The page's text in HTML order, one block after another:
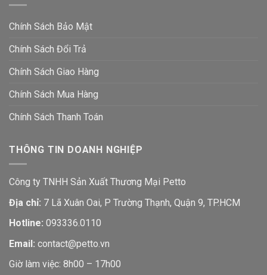
Chính Sách Bảo Mật
Chính Sách Đổi Trả
Chính Sách Giao Hàng
Chính Sách Mua Hàng
Chính Sách Thanh Toán
THÔNG TIN DOANH NGHIỆP
Công ty TNHH Sản Xuất Thương Mại Petto
Địa chỉ: 7 Lã Xuân Oai, P Trường Thạnh, Quận 9, TP.HCM
Hotline: 093336.0110
Email: contact@petto.vn
Giờ làm việc: 8h00 – 17h00